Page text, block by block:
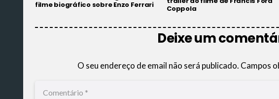
filme biográfico sobre Enzo Ferrari
Coppola
Deixe um
O seu endereço de email não será publicado. Campos